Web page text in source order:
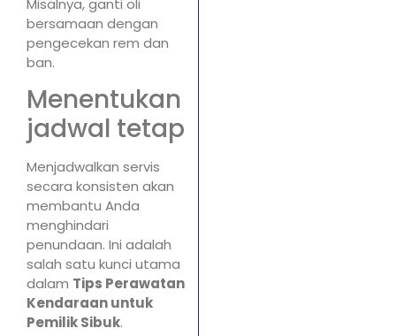
bersamaan dengan
pengecekan rem dan
ban.
Menentukan
jadwal tetap
Menjadwalkan servis
secara konsisten akan
membantu Anda
menghindari
penundaan. Ini adalah
salah satu kunci utama
dalam Tips Perawatan
Kendaraan untuk
Pemilik Sibuk.